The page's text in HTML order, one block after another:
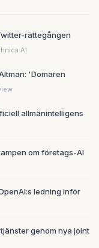
rättegången
AI
'Domaren
allmänintelligens
om företags-AI
ledning inför
genom nya joint